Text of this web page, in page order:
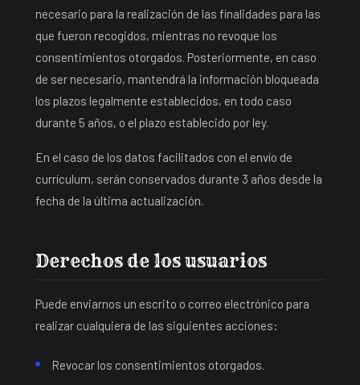
necesario para la realización de las finalidades para las
que fueron recogidos, mientras no revoque los
consentimientos otorgados. Posteriormente, en caso
de ser necesario, mantendrá la información bloqueada
los plazos legalmente establecidos, en todo caso
durante 5 años, o el plazo establecido por ley.
En el caso de los datos facilitados con el envío de
currículum, serán conservados durante 3 años desde la
fecha de la última actualización.
Derechos de los usuarios
Puede enviarnos un escrito o correo electrónico para
realizar cualquiera de las siguientes acciones:
Revocar los consentimientos otorgados.